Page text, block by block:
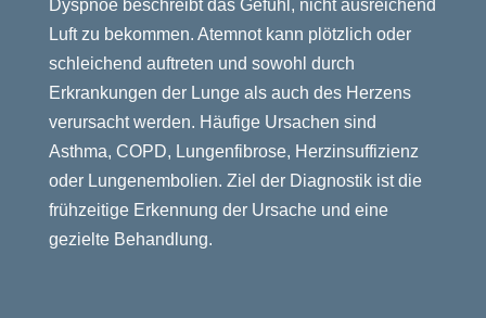
Dyspnoe beschreibt das Gefühl, nicht ausreichend
Luft zu bekommen. Atemnot kann plötzlich oder
schleichend auftreten und sowohl durch
Erkrankungen der Lunge als auch des Herzens
verursacht werden. Häufige Ursachen sind
Asthma, COPD, Lungenfibrose, Herzinsuffizienz
oder Lungenembolien. Ziel der Diagnostik ist die
frühzeitige Erkennung der Ursache und eine
gezielte Behandlung.